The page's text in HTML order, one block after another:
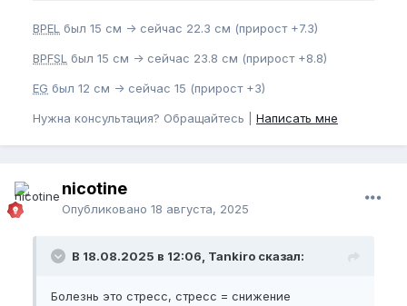
BPEL был 15 см -> сейчас 22.3 см (прирост +7.3)
BPFSL был 15 см -> сейчас 23.8 см (прирост +8.8)
EG был 12 см -> сейчас 15 (прирост +3)
Нужна консультация? Обращайтесь | Написать мне
nicotine
Опубликовано 18 августа, 2025
В 18.08.2025 в 12:06, Tankiro сказал:
Болезнь это стресс, стресс = снижение